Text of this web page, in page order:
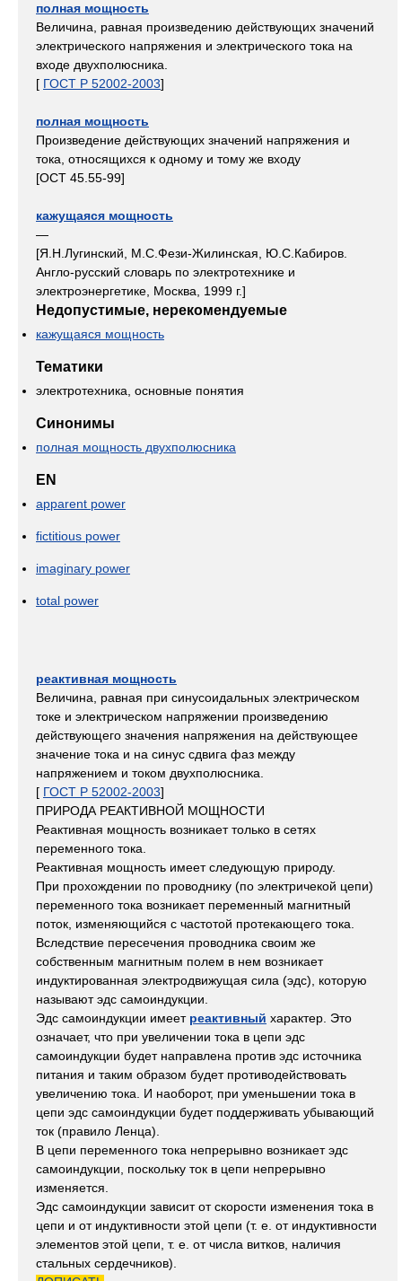
полная мощность
Величина, равная произведению действующих значений
электрического напряжения и электрического тока на
входе двухполюсника.
[ ГОСТ Р 52002-2003]
полная мощность
Произведение действующих значений напряжения и
тока, относящихся к одному и тому же входу
[ОСТ 45.55-99]
кажущаяся мощность
—
[Я.Н.Лугинский, М.С.Фези-Жилинская, Ю.С.Кабиров.
Англо-русский словарь по электротехнике и
электроэнергетике, Москва, 1999 г.]
Недопустимые, нерекомендуемые
кажущаяся мощность
Тематики
электротехника, основные понятия
Синонимы
полная мощность двухполюсника
EN
apparent power
fictitious power
imaginary power
total power
реактивная мощность
Величина, равная при синусоидальных электрическом
токе и электрическом напряжении произведению
действующего значения напряжения на действующее
значение тока и на синус сдвига фаз между
напряжением и током двухполюсника.
[ ГОСТ Р 52002-2003]
ПРИРОДА РЕАКТИВНОЙ МОЩНОСТИ
Реактивная мощность возникает только в сетях
переменного тока.
Реактивная мощность имеет следующую природу.
При прохождении по проводнику (по электричекой цепи)
переменного тока возникает переменный магнитный
поток, изменяющийся с частотой протекающего тока.
Вследствие пересечения проводника своим же
собственным магнитным полем в нем возникает
индуктированная электродвижущая сила (эдс), которую
называют эдс самоиндукции.
Эдс самоиндукции имеет реактивный характер. Это
означает, что при увеличении тока в цепи эдс
самоиндукции будет направлена против эдс источника
питания и таким образом будет противодействовать
увеличению тока. И наоборот, при уменьшении тока в
цепи эдс самоиндукции будет поддерживать убывающий
ток (правило Ленца).
В цепи переменного тока непрерывно возникает эдс
самоиндукции, поскольку ток в цепи непрерывно
изменяется.
Эдс самоиндукции зависит от скорости изменения тока в
цепи и от индуктивности этой цепи (т. е. от индуктивности
элементов этой цепи, т. е. от числа витков, наличия
стальных сердечников).